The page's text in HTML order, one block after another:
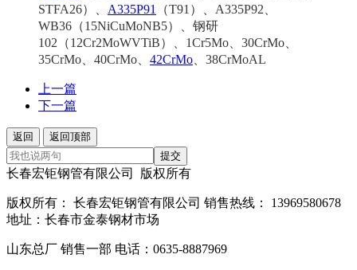
STFA26）、 A335P91
（T91）、A335P92、
WB36（15NiCuMoNB5）、钢研
102（12Cr2MoWVTiB）、1Cr5Mo、30CrMo、
35CrMo、40CrMo、 42CrMo 、38CrMoAL
上一篇
下一篇
返回
返回顶部
提交
长春宏钜钢管有限公司 版权所有
版权所有： 长春宏钜钢管有限公司 销售热线： 13969580678
地址：长春市金泰钢材市场
山东总厂 销售一部 电话：0635-8887969